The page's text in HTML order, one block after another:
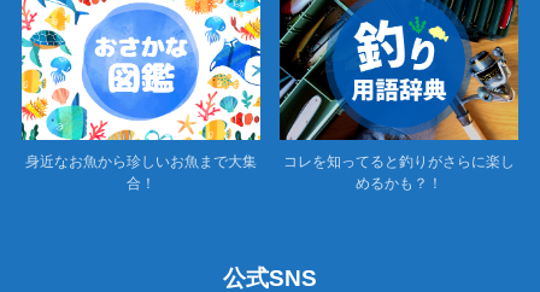
身近なお魚から珍しいお魚まで大集
合！
コレを知ってると釣りがさらに楽し
めるかも？！
公式SNS